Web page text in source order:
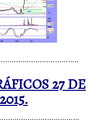
27 DE